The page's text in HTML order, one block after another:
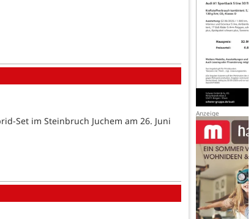
Set im Steinbruch Juchem am 26. Juni